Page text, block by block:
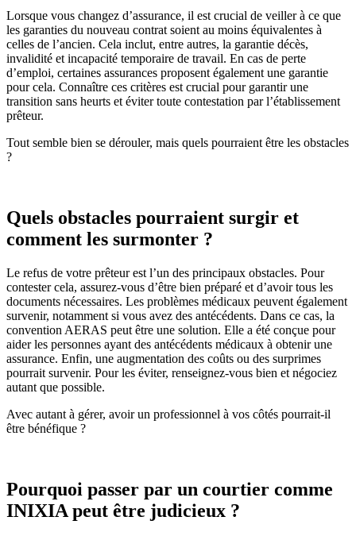
Lorsque vous changez d’assurance, il est crucial de veiller à ce que
les garanties du nouveau contrat soient au moins équivalentes à
celles de l’ancien. Cela inclut, entre autres, la garantie décès,
invalidité et incapacité temporaire de travail. En cas de perte
d’emploi, certaines assurances proposent également une garantie
pour cela. Connaître ces critères est crucial pour garantir une
transition sans heurts et éviter toute contestation par l’établissement
prêteur.
Tout semble bien se dérouler, mais quels pourraient être les obstacles
?
Quels obstacles pourraient surgir et
comment les surmonter ?
Le refus de votre prêteur est l’un des principaux obstacles. Pour
contester cela, assurez-vous d’être bien préparé et d’avoir tous les
documents nécessaires. Les problèmes médicaux peuvent également
survenir, notamment si vous avez des antécédents. Dans ce cas, la
convention AERAS peut être une solution. Elle a été conçue pour
aider les personnes ayant des antécédents médicaux à obtenir une
assurance. Enfin, une augmentation des coûts ou des surprimes
pourrait survenir. Pour les éviter, renseignez-vous bien et négociez
autant que possible.
Avec autant à gérer, avoir un professionnel à vos côtés pourrait-il
être bénéfique ?
Pourquoi passer par un courtier comme
INIXIA peut être judicieux ?